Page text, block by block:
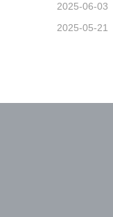
2025-06-03
2025-05-21